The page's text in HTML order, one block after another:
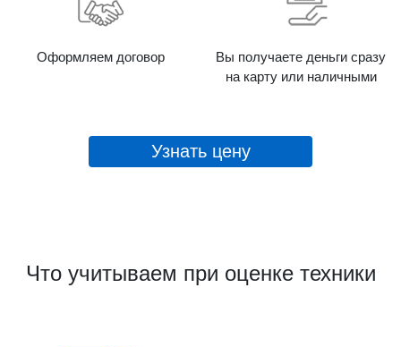
Оформляем договор
Вы получаете деньги сразу
на карту или наличными
Узнать цену
Что учитываем при оценке техники